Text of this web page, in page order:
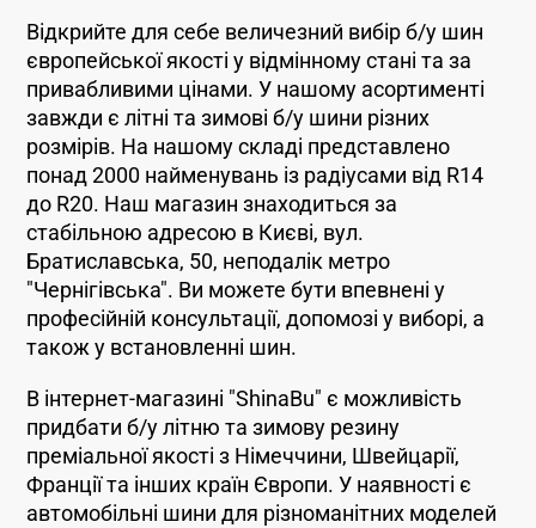
Відкрийте для себе величезний вибір б/у шин
європейської якості у відмінному стані та за
привабливими цінами. У нашому асортименті
завжди є літні та зимові б/у шини різних
розмірів. На нашому складі представлено
понад 2000 найменувань із радіусами від R14
до R20. Наш магазин знаходиться за
стабільною адресою в Києві, вул.
Братиславська, 50, неподалік метро
"Чернігівська". Ви можете бути впевнені у
професійній консультації, допомозі у виборі, а
також у встановленні шин.
В інтернет-магазині "ShinaBu" є можливість
придбати б/у літню та зимову резину
преміальної якості з Німеччини, Швейцарії,
Франції та інших країн Європи. У наявності є
автомобільні шини для різноманітних моделей